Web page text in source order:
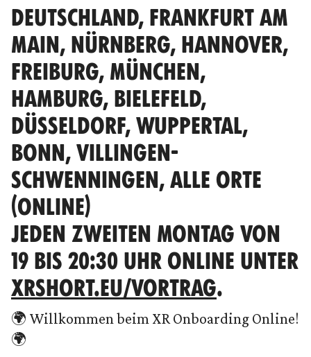
DEUTSCHLAND, FRANKFURT AM
MAIN, NÜRNBERG, HANNOVER,
FREIBURG, MÜNCHEN,
HAMBURG, BIELEFELD,
DÜSSELDORF, WUPPERTAL,
BONN, VILLINGEN-
SCHWENNINGEN, ALLE ORTE
(ONLINE)
JEDEN ZWEITEN MONTAG VON
19 BIS 20:30 UHR ONLINE UNTER
XRSHORT.EU/VORTRAG.
🌍 Willkommen beim XR Onboarding Online!
🌍